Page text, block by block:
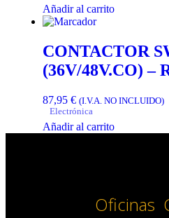
Añadir al carrito
CONTACTOR
(36V/48V.CO) –
87,95 € (I.V.A. NO INCLUIDO)
Electrónica
Añadir al carrito
Oficinas